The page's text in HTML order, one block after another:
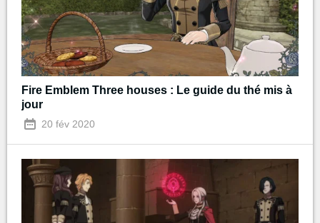
Fire Emblem Three houses : Le guide du thé mis à
jour
20 fév 2020